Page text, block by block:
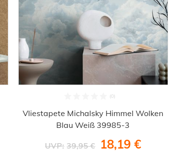
Vliestapete Michalsky Himmel Wolken
Blau Weiß 39985-3
UVP: 39,95 € 18,19 €